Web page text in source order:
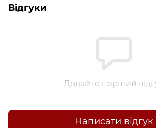
Відгуки
Додайте перший
Написати відгук